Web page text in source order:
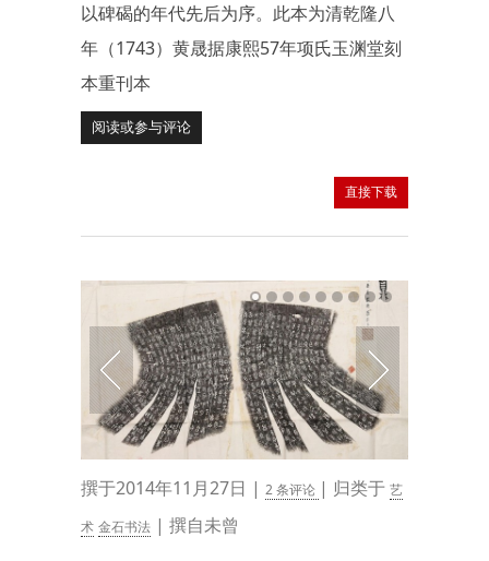
以碑碣的年代先后为序。此本为清乾隆八
年（1743）黄晟据康熙57年项氏玉渊堂刻
本重刊本
阅读或参与评论
直接下载
撰于2014年11月27日 | 2 条评论 | 归类于 艺
术 金石书法 | 撰自未曾